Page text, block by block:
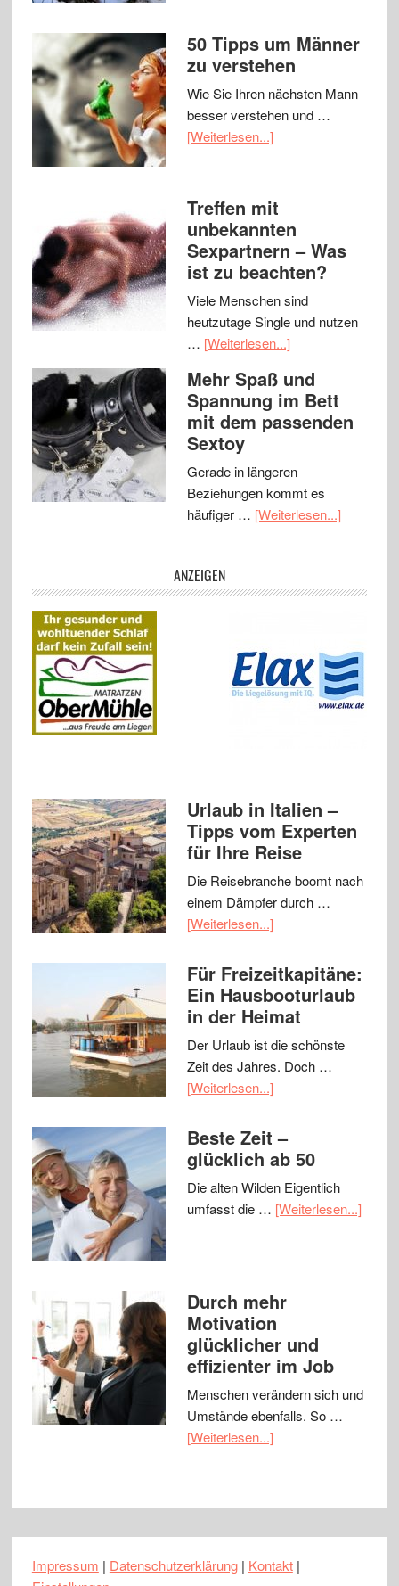
50 Tipps um Männer
zu verstehen
Wie Sie Ihren nächsten Mann
besser verstehen und …
[Weiterlesen...]
Treffen mit
unbekannten
Sexpartnern – Was
ist zu beachten?
Viele Menschen sind
heutzutage Single und nutzen
… [Weiterlesen...]
Mehr Spaß und
Spannung im Bett
mit dem passenden
Sextoy
Gerade in längeren
Beziehungen kommt es
häufiger … [Weiterlesen...]
ANZEIGEN
Urlaub in Italien –
Tipps vom Experten
für Ihre Reise
Die Reisebranche boomt nach
einem Dämpfer durch …
[Weiterlesen...]
Für Freizeitkapitäne:
Ein Hausbooturlaub
in der Heimat
Der Urlaub ist die schönste
Zeit des Jahres. Doch …
[Weiterlesen...]
Beste Zeit –
glücklich ab 50
Die alten Wilden Eigentlich
umfasst die … [Weiterlesen...]
Durch mehr
Motivation
glücklicher und
effizienter im Job
Menschen verändern sich und
Umstände ebenfalls. So …
[Weiterlesen...]
Impressum | Datenschutzerklärung| Kontakt|